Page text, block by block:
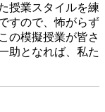
授業スタイルを練
すので、怖がらず
の模擬授業が皆さ
助となれば、私た